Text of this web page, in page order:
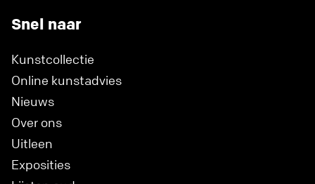
Snel naar
Kunstcollectie
Online kunstadvies
Nieuws
Over ons
Uitleen
Exposities